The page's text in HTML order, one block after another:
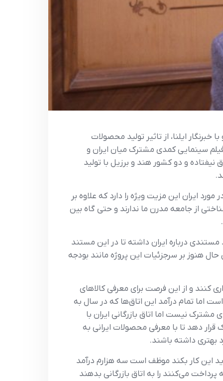
ایلنا، از تاثیر تولید محصولات
سینمایی کمدی مشترک میان ایران و
نیفتاده و دو کشور هند و برزیل با تولید
ایران این مزیت ویژه را دارد که علاوه بر
از جامعه مدرن ما ندارند و حتی گاه بین
مستندی درباره ایران داشته تا در این مستند
هنوز بر سرجزئیات این پروژه مانند بودجه
کنند و از این فرصت برای معرفی کالاهای
بازرگانی ایران فعال است اما تمام درآمد این اتاق‌ها که در سال به
نیست اما اتاق بازرگانی ایران با
قرار دهد تا با معرفی محصولات ایرانی به
بهتری داشته باشند.
این کار بکند موظف است سه هزارم درآمد
پرداخت می‌کنند را به اتاق بازرگانی بدهند